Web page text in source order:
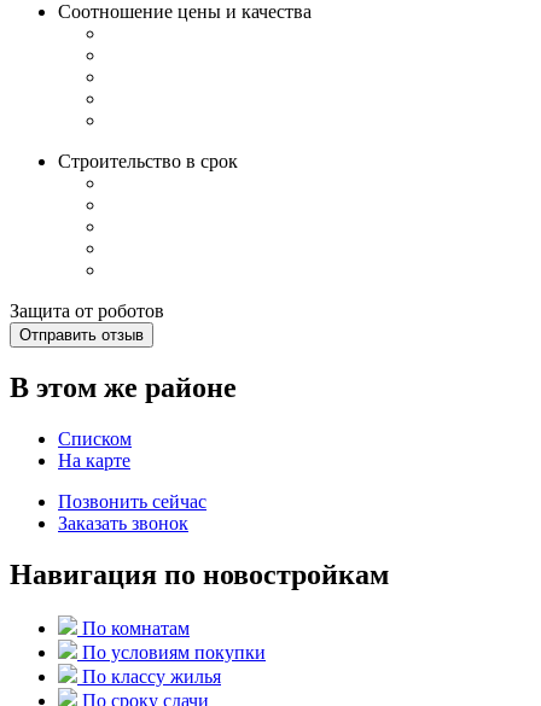
Соотношение цены и качества
Строительство в срок
Защита от роботов
Отправить отзыв
В этом же районе
Списком
На карте
Позвонить сейчас
Заказать звонок
Навигация по новостройкам
По комнатам
По условиям покупки
По классу жилья
По сроку сдачи